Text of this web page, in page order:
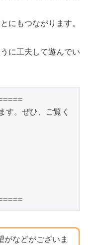
にもつながります。
に工夫して遊んでい
す。ぜひ、ご覧く
がなどがございま